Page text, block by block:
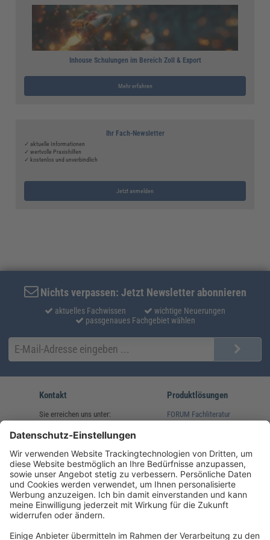
Inhouse Schulungen im Bereich Zoll & Export
Mehr erfahren
Ihr Fach-Newsletter
✓ aktuelle Informationen
✓ wertvolle Praxishilfen
✓ kostenlos und unverbindlich
Jetzt anmelden
Nichts verpassen: Jetzt Newsletter abonnieren
aktuelles Fachwissen
wichtige Neuerungen
passgenaues Fachgebiet wählen
Kontakt
Sie erreichen uns unter:
(08233) 38 11 23
service@forum-verlag.com
Mo-Do 07:30 - 17:00 Uhr
Fr 07:30 - 15:00 Uhr
Produktlösungen
FORUM Fachliteratur
Folgen Sie uns